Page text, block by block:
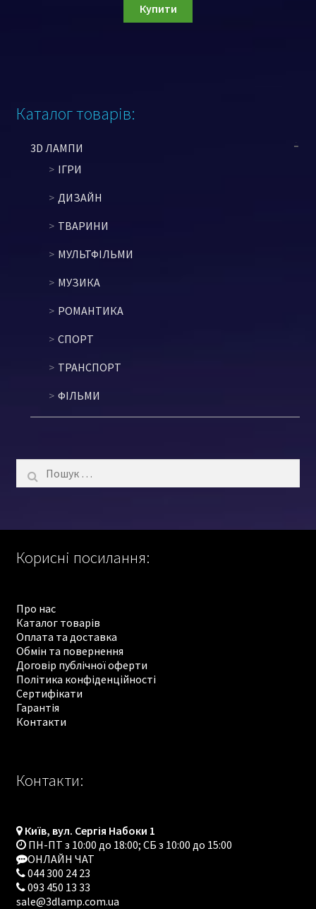
Купити
Каталог товарів:
3D ЛАМПИ
ІГРИ
ДИЗАЙН
ТВАРИНИ
МУЛЬТФІЛЬМИ
МУЗИКА
РОМАНТИКА
СПОРТ
ТРАНСПОРТ
ФІЛЬМИ
Пошук:
Корисні посилання:
Про нас
Каталог товарів
Оплата та доставка
Обмін та повернення
Договір публічної оферти
Політика конфіденційності
Сертифікати
Гарантія
Контакти
Контакти:
Київ, вул. Сергія Набоки 1
ПН-ПТ з 10:00 до 18:00; СБ з 10:00 до 15:00
ОНЛАЙН ЧАТ
044 300 24 23
093 450 13 33
sale@3dlamp.com.ua